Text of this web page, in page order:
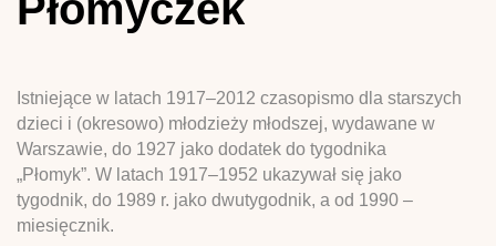
Istniejące w latach 1917–2012 czasopismo dla starszych
dzieci i (okresowo) młodzieży młodszej, wydawane w
Warszawie, do 1927 jako dodatek do tygodnika
„Płomyk”. W latach 1917–1952 ukazywał się jako
tygodnik, do 1989 r. jako dwutygodnik, a od 1990 –
miesięcznik.